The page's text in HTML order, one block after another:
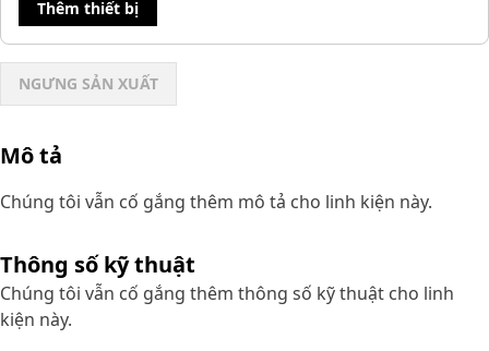
Thêm thiết bị
NGƯNG SẢN XUẤT
Mô tả
Chúng tôi vẫn cố gắng thêm mô tả cho linh kiện này.
Thông số kỹ thuật
Chúng tôi vẫn cố gắng thêm thông số kỹ thuật cho linh
kiện này.